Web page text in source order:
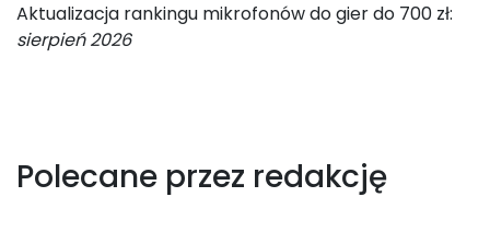
Aktualizacja rankingu mikrofonów do gier do 700 zł:
sierpień 2026
Polecane przez redakcję